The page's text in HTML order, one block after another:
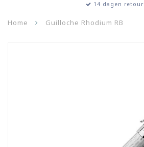
14 dagen retour
Home Guilloche Rhodium RB